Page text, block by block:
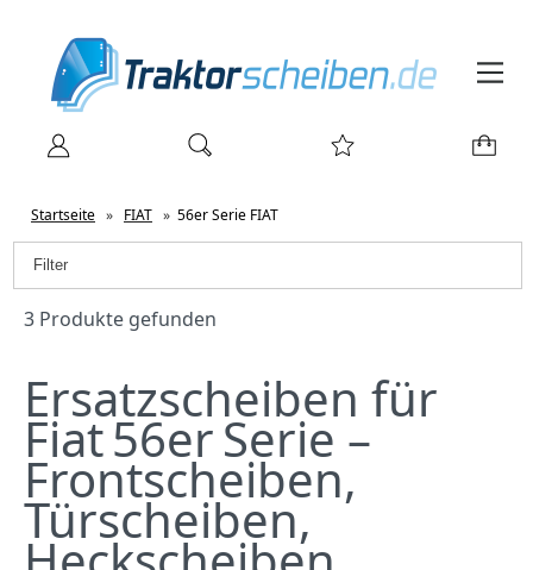
Startseite » FIAT » 56er Serie FIAT
Filter
3 Produkte gefunden
Ersatzscheiben für
Fiat 56er Serie –
Frontscheiben,
Türscheiben,